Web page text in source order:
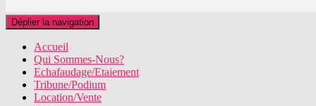
Déplier la navigation
Accueil
Qui Sommes-Nous?
Echafaudage/Etaiement
Tribune/Podium
Location/Vente